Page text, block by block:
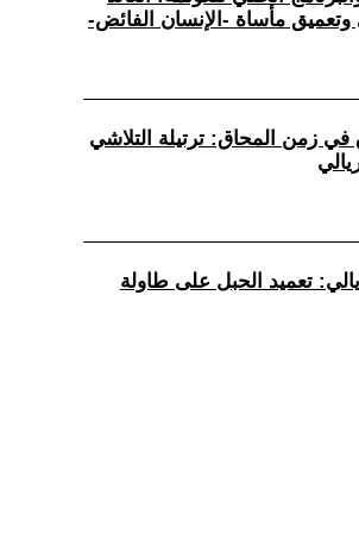
مأساة -الإنسان الفائض-
في زمن المحاق: ترتيلة التلاشي
تعميد الحبل على طاولة